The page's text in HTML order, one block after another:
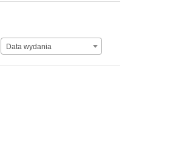
Data wydania
Data wydania